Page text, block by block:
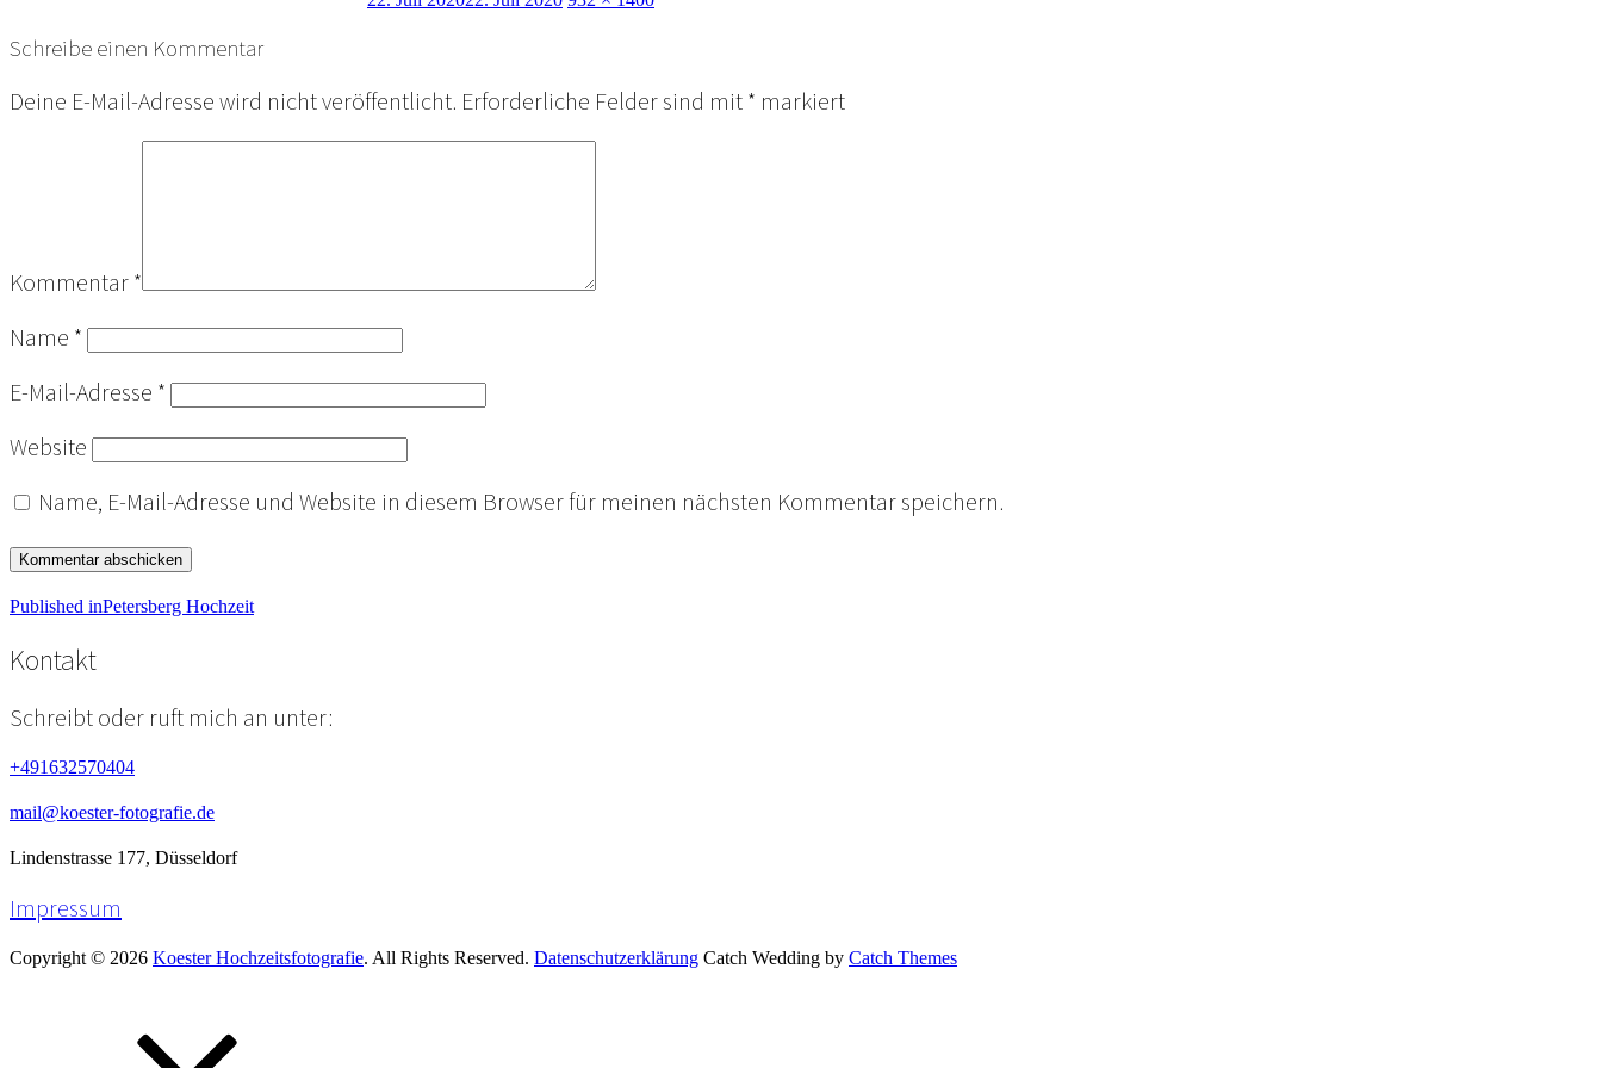
Schreibe einen Kommentar
Deine E-Mail-Adresse wird nicht veröffentlicht. Erforderliche Felder sind mit* markiert
Kommentar*
Name *
E-Mail-Adresse *
Website
Name, E-Mail-Adresse und Website in diesem Browser für meinen nächsten Kommentar speichern.
Beitragsnavigation
Published inPetersberg Hochzeit
Kontakt
Schreibt oder ruft mich an unter:
+491632570404
mail@koester-fotografie.de
Lindenstrasse 177, Düsseldorf
Impressum
Copyright © 2026 Koester Hochzeitsfotografie. All Rights Reserved. Datenschutzerklärung Catch Wedding by Catch Themes